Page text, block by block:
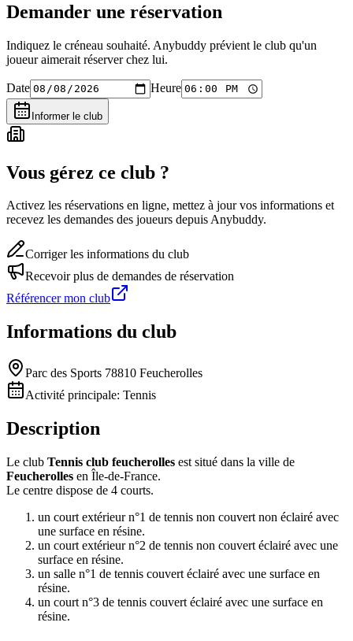
Demander une réservation
Indiquez le créneau souhaité. Anybuddy prévient le club qu'un
joueur aimerait réserver chez lui.
Date Heure
Informer le club
Vous gérez ce club ?
Activez les réservations en ligne, mettez à jour vos informations et
recevez les demandes des joueurs depuis Anybuddy.
Corriger les informations du club
Recevoir plus de demandes de réservation
Référencer mon club
Informations du club
Parc des Sports 78810 Feucherolles
Activité principale: Tennis
Description
Le club Tennis club feucherolles est situé dans la ville de
Feucherolles en Île-de-France.
Le centre dispose de 4 courts.
un court extérieur n°1 de tennis non couvert non éclairé avec
une surface en résine.
un court extérieur n°2 de tennis non couvert éclairé avec une
surface en résine.
un salle n°1 de tennis couvert éclairé avec une surface en
résine.
un court n°3 de tennis couvert éclairé avec une surface en
résine.